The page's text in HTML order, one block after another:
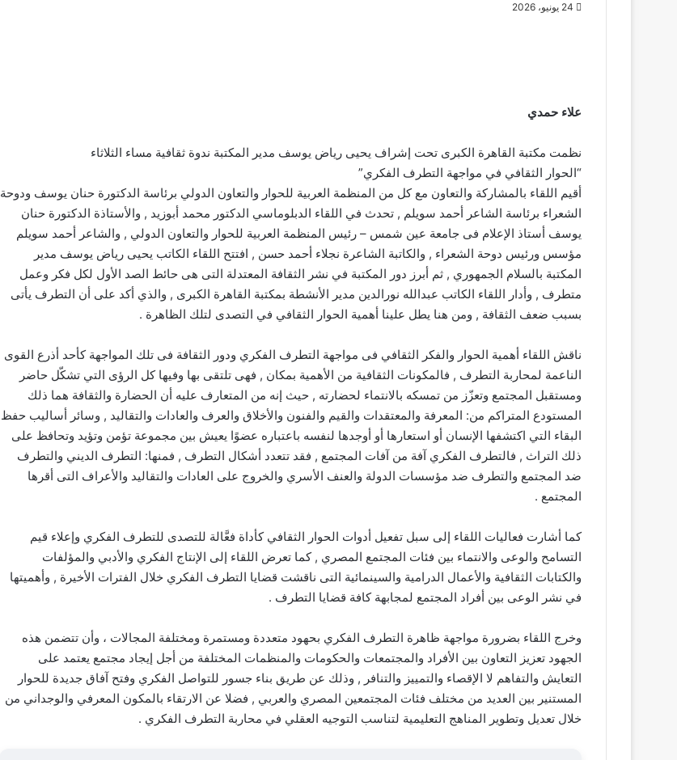
24 يونيو، 2026
علاء حمدي
نظمت مكتبة القاهرة الكبرى تحت إشراف يحيى رياض يوسف مدير المكتبة ندوة ثقافية مساء الثلاثاء
“الحوار الثقافي في مواجهة التطرف الفكري”
أقيم اللقاء بالمشاركة والتعاون مع كل من المنظمة العربية للحوار والتعاون الدولي برئاسة الدكتورة حنان يوسف ودوحة
الشعراء برئاسة الشاعر أحمد سويلم , تحدث في اللقاء الدبلوماسي الدكتور محمد أبوزيد , والأستاذة الدكتورة حنان
يوسف أستاذ الإعلام فى جامعة عين شمس – رئيس المنظمة العربية للحوار والتعاون الدولي , والشاعر أحمد سويلم
مؤسس ورئيس دوحة الشعراء , والكاتبة الشاعرة نجلاء أحمد حسن , افتتح اللقاء الكاتب يحيى رياض يوسف مدير
المكتبة بالسلام الجمهوري , ثم أبرز دور المكتبة في نشر الثقافة المعتدلة التى هى حائط الصد الأول لكل فكر وعمل
متطرف , وأدار اللقاء الكاتب عبدالله نورالدين مدير الأنشطة بمكتبة القاهرة الكبرى , والذي أكد على أن التطرف يأتى
بسبب ضعف الثقافة , ومن هنا يطل علينا أهمية الحوار الثقافي في التصدى لتلك الظاهرة .
ناقش اللقاء أهمية الحوار والفكر الثقافي فى مواجهة التطرف الفكري ودور الثقافة فى تلك المواجهة كأحد أذرع القوى
الناعمة لمحاربة التطرف , فالمكونات الثقافية من الأهمية بمكان , فهى تلتقى بها وفيها كل الرؤى التي تشكّل حاضر
ومستقبل المجتمع وتعزّز من تمسكه بالانتماء لحضارته , حيث إنه من المتعارف عليه أن الحضارة والثقافة هما ذلك
المستودع المتراكم من: المعرفة والمعتقدات والقيم والفنون والأخلاق والعرف والعادات والتقاليد , وسائر أساليب حفظ
البقاء التي اكتشفها الإنسان أو استعارها أو أوجدها لنفسه باعتباره عضوًا يعيش بين مجموعة تؤمن وتؤيد وتحافظ على
ذلك التراث , فالتطرف الفكري آفة من آفات المجتمع , فقد تتعدد أشكال التطرف , فمنها: التطرف الديني والتطرف
ضد المجتمع والتطرف ضد مؤسسات الدولة والعنف الأسري والخروج على العادات والتقاليد والأعراف التى أقرها
المجتمع .
كما أشارت فعاليات اللقاء إلى سبل تفعيل أدوات الحوار الثقافي كأداة فعَّالة للتصدى للتطرف الفكري وإعلاء قيم
التسامح والوعى والانتماء بين فئات المجتمع المصري , كما تعرض اللقاء إلى الإنتاج الفكري والأدبي والمؤلفات
والكتابات الثقافية والأعمال الدرامية والسينمائية التى ناقشت قضايا التطرف الفكري خلال الفترات الأخيرة , وأهميتها
في نشر الوعى بين أفراد المجتمع لمجابهة كافة قضايا التطرف .
وخرج اللقاء بضرورة مواجهة ظاهرة التطرف الفكري بحهود متعددة ومستمرة ومختلفة المجالات ، وأن تتضمن هذه
الجهود تعزيز التعاون بين الأفراد والمجتمعات والحكومات والمنظمات المختلفة من أجل إيجاد مجتمع يعتمد على
التعايش والتفاهم لا الإقصاء والتمييز والتنافر , وذلك عن طريق بناء جسور للتواصل الفكري وفتح آفاق جديدة للحوار
المستنير بين العديد من مختلف فئات المجتمعين المصري والعربي , فضلا عن الارتقاء بالمكون المعرفي والوجداني من
خلال تعديل وتطوير المناهج التعليمية لتناسب التوجيه العقلي في محاربة التطرف الفكري .